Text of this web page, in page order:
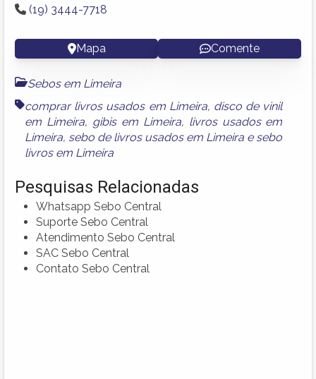
(19) 3444-7718
Mapa Comente
Sebos em Limeira
comprar livros usados em Limeira, disco de vinil
em Limeira, gibis em Limeira, livros usados em
Limeira, sebo de livros usados em Limeira e sebo
livros em Limeira
Pesquisas Relacionadas
Whatsapp Sebo Central
Suporte Sebo Central
Atendimento Sebo Central
SAC Sebo Central
Contato Sebo Central